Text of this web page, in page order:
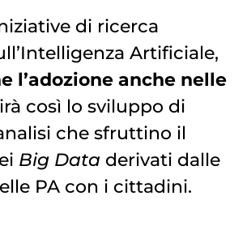
di ricerca
Artificiale,
l’adozione anche nelle
così lo sviluppo di
che sfruttino il
Big Data derivati dalle
PA con i cittadini.